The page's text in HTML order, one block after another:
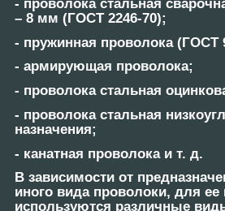
- проволока стальная
– 8 мм (ГОСТ 2246-70);
- пружинная проволока (ГОСТ
- армирующая проволока;
- проволока стальная
- проволока стальная
назначения;
- канатная проволока и т. д.
В зависимости от
иного вида проволоки, для ее
используются различные